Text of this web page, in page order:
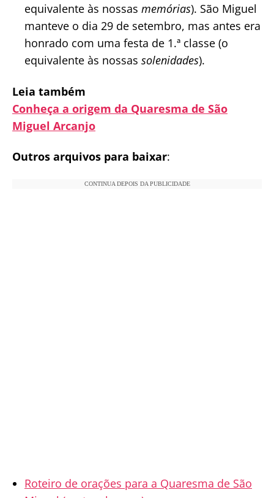
equivalente às nossas memórias). São Miguel
manteve o dia 29 de setembro, mas antes era
honrado com uma festa de 1.ª classe (o
equivalente às nossas solenidades).
Leia também
Conheça a origem da Quaresma de São
Miguel Arcanjo
Outros arquivos para baixar:
CONTINUA DEPOIS DA PUBLICIDADE
Roteiro de orações para a Quaresma de São